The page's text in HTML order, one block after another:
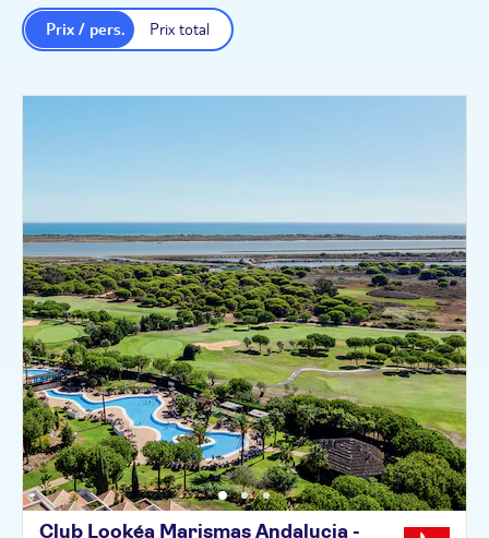
Prix total
Prix / pers.
Club Lookéa Marismas Andalucia -